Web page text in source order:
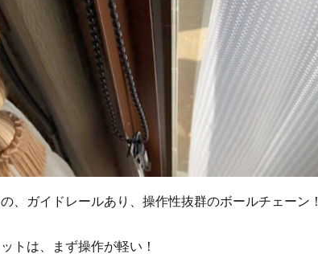
、ガイドレールあり、操作性抜群のボールチェーン！
トは、まず操作が軽い！